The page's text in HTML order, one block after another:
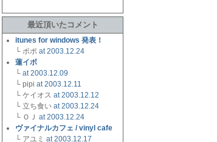
最近頂いたコメント
itunes for windows 発表！
└ ポポ at 2003.12.24
蓮イボ
└ at 2003.12.09
└ pipi at 2003.12.11
└ ケイオス at 2003.12.12
└ 立ち食い at 2003.12.24
└ ＯＪ at 2003.12.24
ヴァイナルカフェ / vinyl cafe
└ アユミ at 2003.12.17